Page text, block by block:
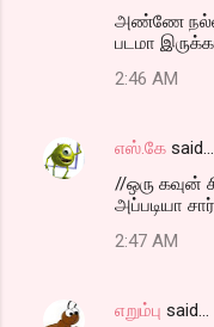
அண்ணே
படமா
2:46 AM
எஸ்.கே said…
//ஒரு கவுன்
அப்படியா
2:47 AM
எறும்பு said…